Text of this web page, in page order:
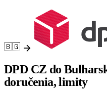
🇧🇬 arrow_forward
DPD CZ do
doručenia, limity